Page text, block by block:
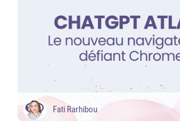
Fati Rarhibou